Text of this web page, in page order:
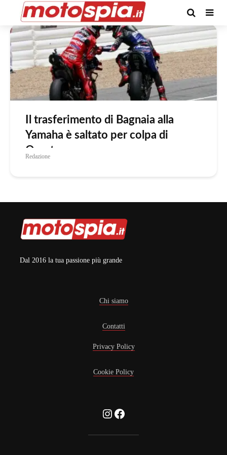
Tag -Motogp 2027
Il trasferimento di Bagnaia alla
Yamaha è saltato per colpa di
Quartararo
Redazione
Dal 2016 la tua passione più grande
Chi siamo
Contatti
Privacy Policy
Cookie Policy
Instagram
Facebook